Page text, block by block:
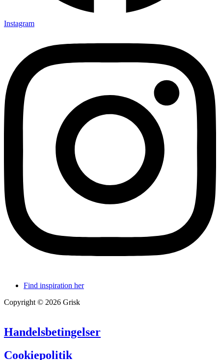
Instagram
Find inspiration her
Copyright © 2026 Grisk
Handelsbetingelser
Cookiepolitik